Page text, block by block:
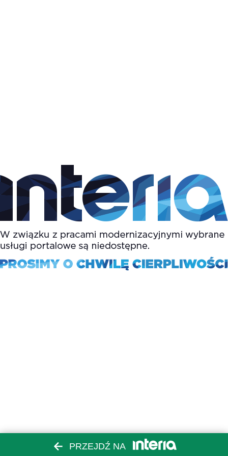
PRZEJDŹ NA